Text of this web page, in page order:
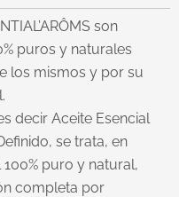
son
puros y naturales
los mismos y por su
decir Aceite Esencial
se trata, en
puro y natural,
completa por